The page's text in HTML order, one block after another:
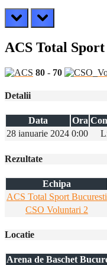
prev next
ACS Total
80 - 70
Detalii
Data Ora
28 ianuarie 2024 0:00
Rezultate
Echipa
ACS Total Sport Bucuresti
CSO Voluntari 2
Locatie
Arena de Baschet